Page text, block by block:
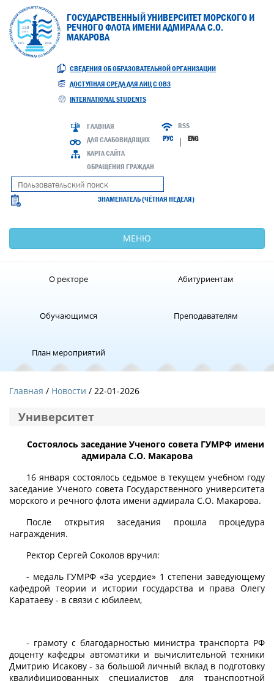
ГОСУДАРСТВЕННЫЙ УНИВЕРСИТЕТ МОРСКОГО И
РЕЧНОГО ФЛОТА ИМЕНИ АДМИРАЛА С.О.
МАКАРОВА
СВЕДЕНИЯ ОБ ОБРАЗОВАТЕЛЬНОЙ ОРГАНИЗАЦИИ
ДОСТУПНАЯ СРЕДА ДЛЯ ЛИЦ С ОВЗ
INTERNATIONAL STUDENTS
ГЛАВНАЯ
ДЛЯ СЛАБОВИДЯЩИХ
КАРТА САЙТА
ОБРАЩЕНИЯ ГРАЖДАН
RSS
РУС | ENG
ЗНАМЕНАТЕЛЬ (ЧЁТНАЯ НЕДЕЛЯ)
МЕНЮ
О ректоре Абитуриентам
Обучающимся Преподавателям
План мероприятий
Главная Новости / 22-01-2026
Университет
Состоялось заседание Ученого совета ГУМРФ имени
адмирала С.О. Макарова
16 января состоялось седьмое в текущем учебном году
заседание Ученого совета Государственного университета
морского и речного флота имени адмирала С.О. Макарова.
После открытия заседания прошла процедура
награждения.
Ректор Сергей Соколов вручил:
- медаль ГУМРФ «За усердие» 1 степени заведующему
кафедрой теории и истории государства и права Олегу
Каратаеву - в связи с юбилеем,
- грамоту с благодарностью министра транспорта РФ
доценту кафедры автоматики и вычислительной техники
Дмитрию Исакову - за большой личный вклад в подготовку
квалифицированных специалистов для транспортной